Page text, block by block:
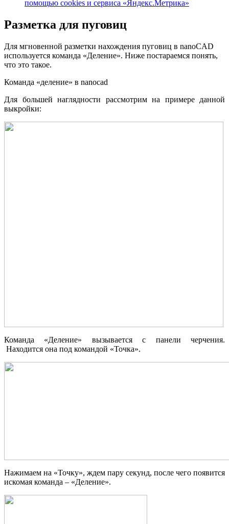
помощью cookies и сервиса «Яндекс.Метрика»
Разметка для пуговиц
Для мгновенной разметки нахождения пуговиц в nanoCAD
используется команда «Деление». Ниже постараемся понять,
что это такое.
Команда «деление» в nanocad
Для большей наглядности рассмотрим на примере данной
выкройки:
Команда «Деление» вызывается с панели черчения.
Находится она под командой «Точка».
Нажимаем на «Точку», ждем пару секунд, после чего появится
искомая команда – «Деление».